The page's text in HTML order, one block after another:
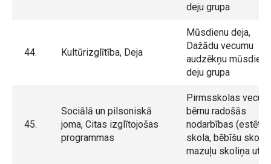
deju grupa
44. Kultūrizglītība, Deja
Mūsdienu deja,
Dažādu vecumu
audzēkņu mūsdienu
deju grupa
45.
Sociālā un pilsoniskā
joma, Citas izglītojošas
programmas
Pirmsskolas
bērnu radošās
nodarbības
skola, bēbīšu skola,
mazuļu skoliņa utt.)